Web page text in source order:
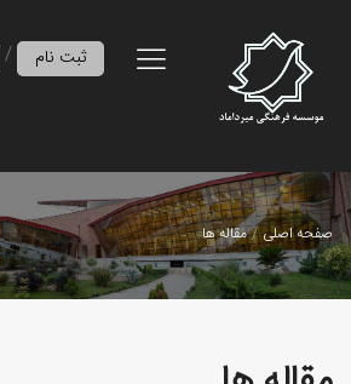
/ ثبت نام
صفحه اصلی مقاله ها